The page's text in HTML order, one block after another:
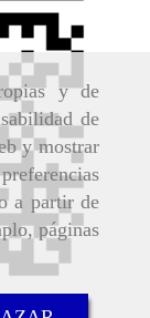
y de
de
y mostrar
a partir de
páginas